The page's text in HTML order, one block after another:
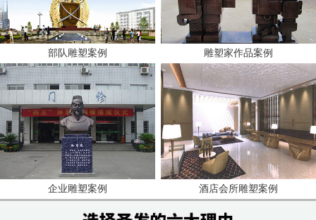
部队雕塑案例
企业雕塑案例
雕塑家作品案例
酒店会所雕塑案例